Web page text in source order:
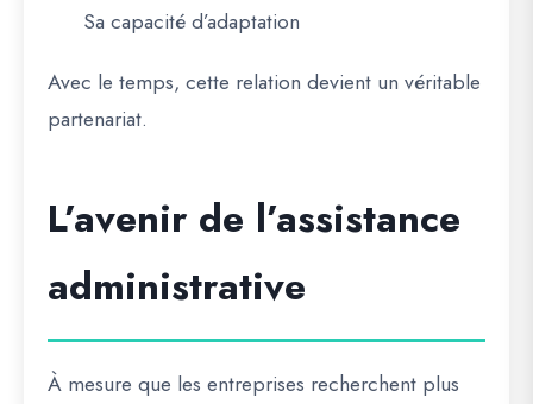
Sa capacité d’adaptation
Avec le temps, cette relation devient un véritable
partenariat.
L’avenir de l’assistance
administrative
À mesure que les entreprises recherchent plus